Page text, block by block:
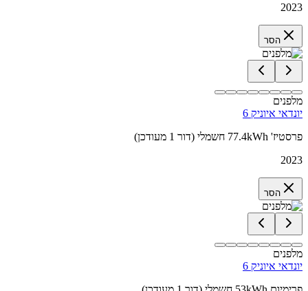
2023
הסר
מלפנים
יונדאי איוניק 6
פרסטיז' 77.4kWh חשמלי (דור 1 מעודכן)
2023
הסר
מלפנים
יונדאי איוניק 6